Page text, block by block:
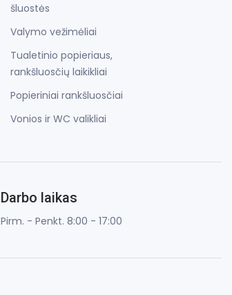
šluostės
Valymo vežimėliai
Tualetinio popieriaus,
rankšluosčių laikikliai
Popieriniai rankšluosčiai
Vonios ir WC valikliai
Darbo laikas
Pirm. - Penkt. 8:00 - 17:00